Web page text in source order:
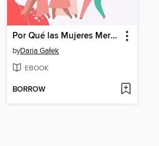
Por Qué las Mujeres Merecen Más
byDaria Gałek
EBOOK
BORROW